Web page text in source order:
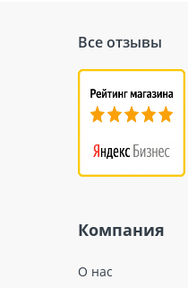
Все отзывы
Компания
О нас